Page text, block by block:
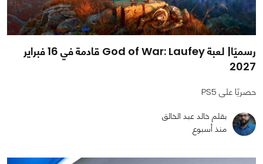
رسميًا| لعبة God of War: Laufey قادمة في 16 فبراير
2027
حصريًا على PS5
بقلم خالد عبد الخالق
منذ أسبوع